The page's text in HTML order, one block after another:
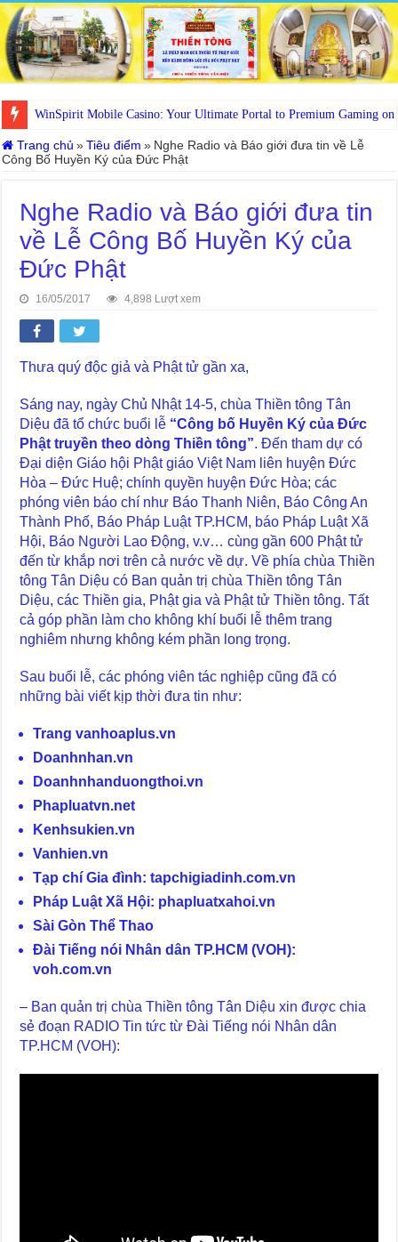
WinSpirit Mobile Casino: Your Ultimate Portal to Premium Gaming on
Trang chủ » Tiêu điểm » Nghe Radio và Báo giới đưa tin về Lễ
Công Bố Huyền Ký của Đức Phật
Nghe Radio và Báo giới đưa tin
về Lễ Công Bố Huyền Ký của
Đức Phật
16/05/2017 4,898 Lượt xem
Thưa quý độc giả và Phật tử gần xa,
Sáng nay, ngày Chủ Nhật 14-5, chùa Thiền tông Tân
Diệu đã tổ chức buổi lễ “Công bố Huyền Ký của Đức
Phật truyền theo dòng Thiền tông”. Đến tham dự có
Đại diện Giáo hội Phật giáo Việt Nam liên huyện Đức
Hòa – Đức Huệ; chính quyền huyện Đức Hòa; các
phóng viên báo chí như Báo Thanh Niên, Báo Công An
Thành Phố, Báo Pháp Luật TP.HCM, báo Pháp Luật Xã
Hội, Báo Người Lao Động, v.v… cùng gần 600 Phật tử
đến từ khắp nơi trên cả nước về dự. Về phía chùa Thiền
tông Tân Diệu có Ban quản trị chùa Thiền tông Tân
Diệu, các Thiền gia, Phật gia và Phật tử Thiền tông. Tất
cả góp phần làm cho không khí buổi lễ thêm trang
nghiêm nhưng không kém phần long trọng.
Sau buổi lễ, các phóng viên tác nghiệp cũng đã có
những bài viết kịp thời đưa tin như:
Trang vanhoaplus.vn
Doanhnhan.vn
Doanhnhanduongthoi.vn
Phapluatvn.net
Kenhsukien.vn
Vanhien.vn
Tạp chí Gia đình: tapchigiadinh.com.vn
Pháp Luật Xã Hội: phapluatxahoi.vn
Sài Gòn Thể Thao
Đài Tiếng nói Nhân dân TP.HCM (VOH):
voh.com.vn
– Ban quản trị chùa Thiền tông Tân Diệu xin được chia
sẻ đoạn RADIO Tin tức từ Đài Tiếng nói Nhân dân
TP.HCM (VOH):